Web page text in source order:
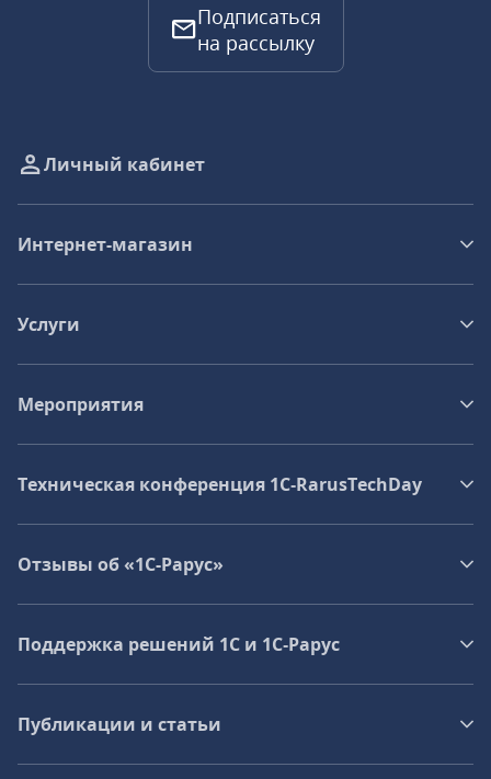
Подписаться
на рассылку
Личный кабинет
Интернет-магазин
Услуги
Мероприятия
Техническая конференция 1C‑RarusTechDay
Отзывы об «1С-Рарус»
Поддержка решений 1С и 1С‑Рарус
Публикации и статьи